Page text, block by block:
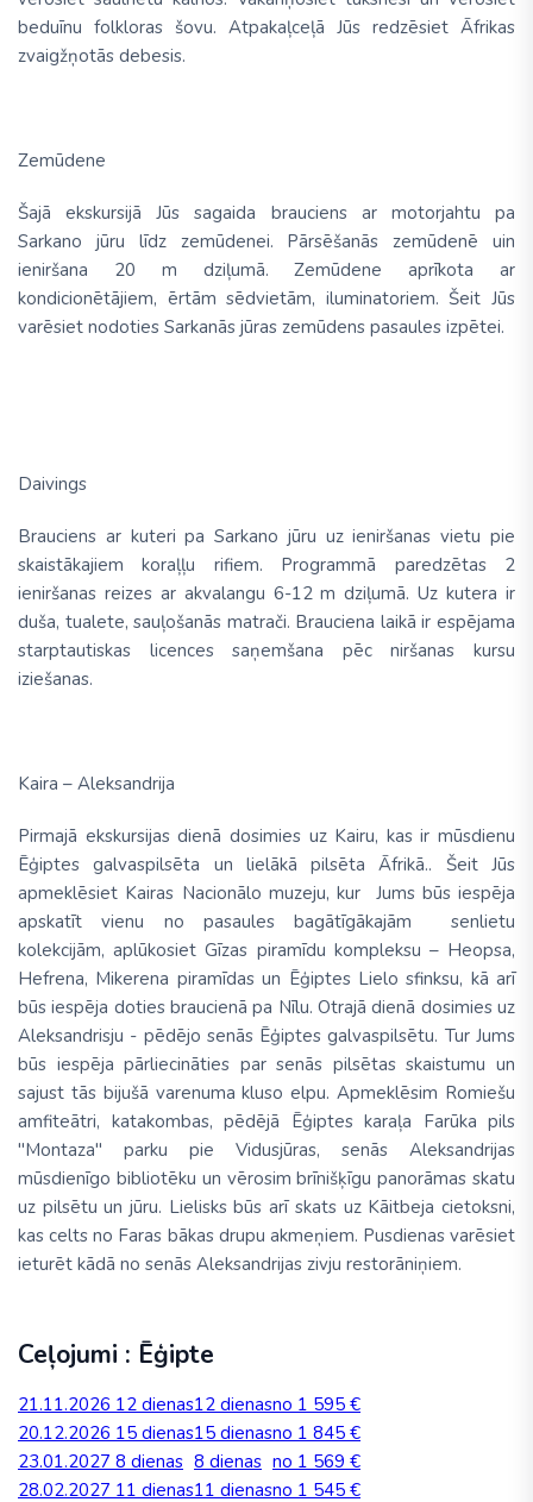
beduīnu folkloras šovu. Atpakaļceļā Jūs redzēsiet Āfrikas
zvaigžņotās debesis.
Zemūdene
Šajā ekskursijā Jūs sagaida brauciens ar motorjahtu pa
Sarkano jūru līdz zemūdenei. Pārsēšanās zemūdenē uin
ieniršana 20 m dziļumā. Zemūdene aprīkota ar
kondicionētājiem, ērtām sēdvietām, iluminatoriem. Šeit Jūs
varēsiet nodoties Sarkanās jūras zemūdens pasaules izpētei.
Daivings
Brauciens ar kuteri pa Sarkano jūru uz ieniršanas vietu pie
skaistākajiem koraļļu rifiem. Programmā paredzētas 2
ieniršanas reizes ar akvalangu 6-12 m dziļumā. Uz kutera ir
duša, tualete, sauļošanās matrači. Brauciena laikā ir espējama
starptautiskas licences saņemšana pēc niršanas kursu
iziešanas.
Kaira – Aleksandrija
Pirmajā ekskursijas dienā dosimies uz Kairu, kas ir mūsdienu
Ēģiptes galvaspilsēta un lielākā pilsēta Āfrikā.. Šeit Jūs
apmeklēsiet Kairas Nacionālo muzeju, kur Jums būs iespēja
apskatīt vienu no pasaules bagātīgākajām senlietu
kolekcijām, aplūkosiet Gīzas piramīdu kompleksu – Heopsa,
Hefrena, Mikerena piramīdas un Ēģiptes Lielo sfinksu, kā arī
būs iespēja doties braucienā pa Nīlu. Otrajā dienā dosimies uz
Aleksandrisju - pēdējo senās Ēģiptes galvaspilsētu. Tur Jums
būs iespēja pārliecināties par senās pilsētas skaistumu un
sajust tās bijušā varenuma kluso elpu. Apmeklēsim Romiešu
amfiteātri, katakombas, pēdējā Ēģiptes karaļa Farūka pils
"Montaza" parku pie Vidusjūras, senās Aleksandrijas
mūsdienīgo bibliotēku un vērosim brīnišķīgu panorāmas skatu
uz pilsētu un jūru. Lielisks būs arī skats uz Kāitbeja cietoksni,
kas celts no Faras bākas drupu akmeņiem. Pusdienas varēsiet
ieturēt kādā no senās Aleksandrijas zivju restorāniņiem.
Ceļojumi : Ēģipte
21.11.2026 12 dienas12 dienasno 1 595 €
20.12.2026 15 dienas15 dienasno 1 845 €
23.01.2027 8 dienas 8 dienas no 1 569 €
28.02.2027 11 dienas11 dienasno 1 545 €